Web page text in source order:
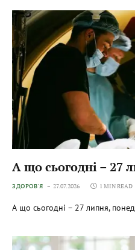
А що сьогодні – 27
ЗДОРОВ'Я 27.07.2026 1 MIN READ
А що сьогодні – 27 липня,